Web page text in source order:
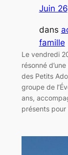
Juin
dans
famille
Le vendredi
résonné
des Petits
groupe de
ans,
présents